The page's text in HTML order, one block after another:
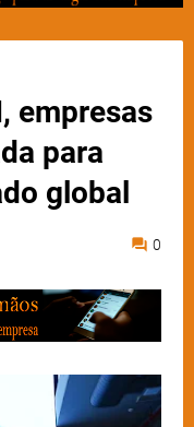
empresas
para
global
0